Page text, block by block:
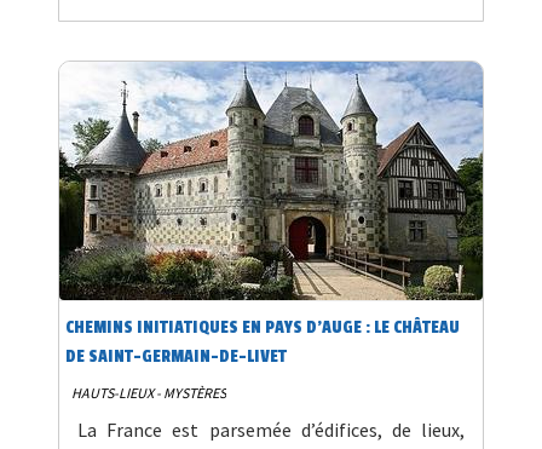
CHEMINS INITIATIQUES EN PAYS D’AUGE : LE CHÂTEAU
DE SAINT-GERMAIN-DE-LIVET
HAUTS-LIEUX - MYSTÈRES
La France est parsemée d’édifices, de lieux,